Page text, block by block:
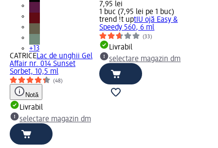
+13
CATRICELac de unghii Gel
Affair nr. 014 Sunset
Sorbet, 10,5 ml
(48)
Notă
Livrabil
selectare magazin dm
7,95 lei
1 buc (7,95 lei pe 1 buc)
trend !t uptIU ojă Easy &
Speedy 560, 6 ml
(33)
Livrabil
selectare magazin dm